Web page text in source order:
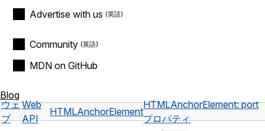
Advertise with us
Community
MDN on GitHub
Blog
ウェ
ブ
Web
API
HTMLAnchorElement
HTMLAnchorElement: port
プロパティ